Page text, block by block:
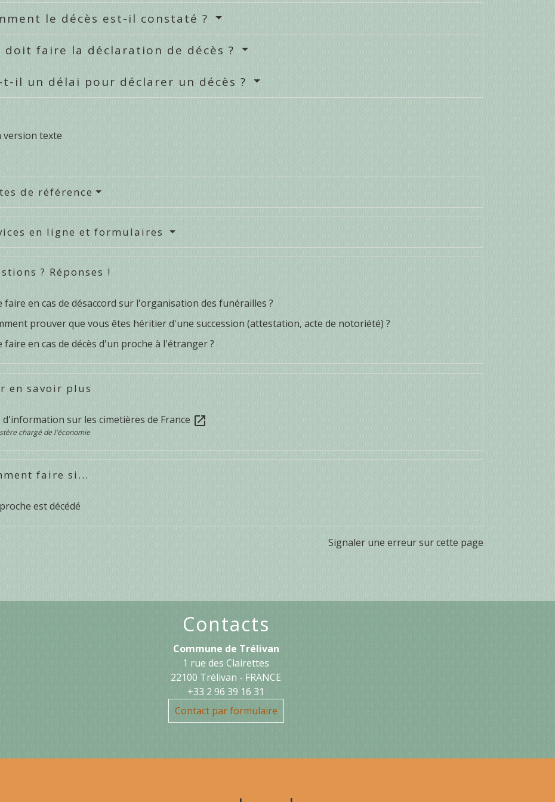
le décès est-il constaté ?
doit faire la déclaration de décès ?
t-il un délai pour déclarer un décès ?
version texte
de référence
en ligne et formulaires
? Réponses !
faire en cas de désaccord sur l'organisation des funérailles ?
prouver que vous êtes héritier d'une succession (attestation, acte de notoriété) ?
faire en cas de décès d'un proche à l'étranger ?
en savoir plus
d'information sur les cimetières de France open_in_new
chargé de l'économie
faire si...
est décédé
Signaler une erreur sur cette page
Contacts
Commune de Trélivan
1 rue des Clairettes
22100 Trélivan - FRANCE
+33 2 96 39 16 31
Contact par formulaire